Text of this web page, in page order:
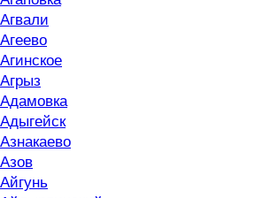
Агвали
Агеево
Агинское
Агрыз
Адамовка
Адыгейск
Азнакаево
Азов
Айгунь